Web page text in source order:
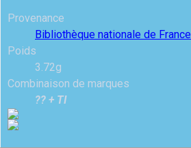
Provenance
Bibliothèque nationale de France
Poids
3.72g
Combinaison de marques
?? + TI